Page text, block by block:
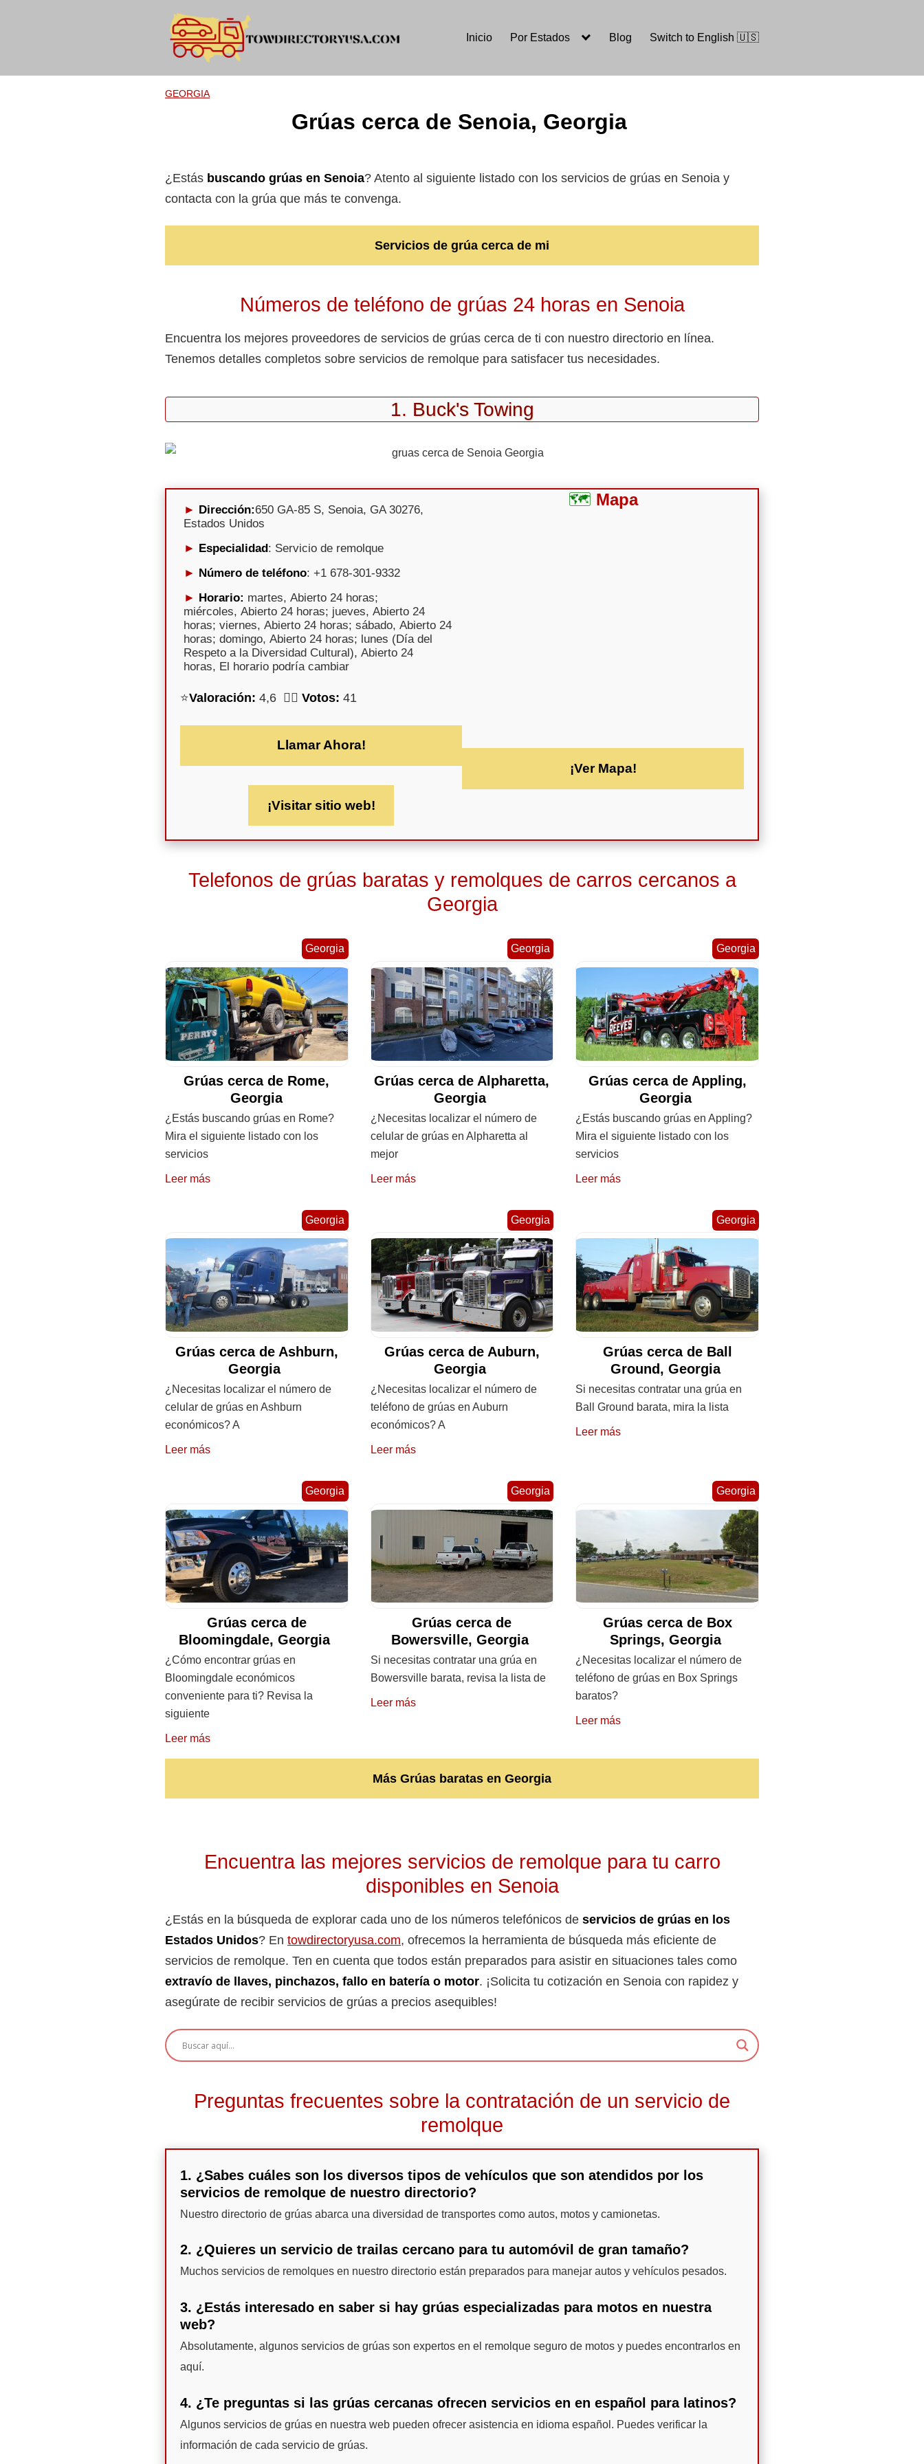
Inicio Por Estados Blog Switch to English 🇺🇸
GEORGIA
Grúas cerca de Senoia, Georgia
¿Estás buscando grúas en Senoia? Atento al siguiente listado con los servicios de grúas en Senoia y
contacta con la grúa que más te convenga.
Servicios de grúa cerca de mi
Números de teléfono de grúas 24 horas en Senoia
Encuentra los mejores proveedores de servicios de grúas cerca de ti con nuestro directorio en línea.
Tenemos detalles completos sobre servicios de remolque para satisfacer tus necesidades.
1. Buck's Towing
Dirección:650 GA-85 S, Senoia, GA 30276,
Estados Unidos
Especialidad: Servicio de remolque
Número de teléfono: +1 678-301-9332
Horario: martes, Abierto 24 horas;
miércoles, Abierto 24 horas; jueves, Abierto 24
horas; viernes, Abierto 24 horas; sábado, Abierto 24
horas; domingo, Abierto 24 horas; lunes (Día del
Respeto a la Diversidad Cultural), Abierto 24
horas, El horario podría cambiar
⭐Valoración: 4,6 🕵️‍♀️ Votos: 41
Llamar Ahora!
¡Visitar sitio web!
Mapa
¡Ver Mapa!
Telefonos de grúas baratas y remolques de carros cercanos a
Georgia
Georgia
Grúas cerca de Rome,
Georgia
¿Estás buscando grúas en Rome?
Mira el siguiente listado con los
servicios
Leer más
Georgia
Grúas cerca de Alpharetta,
Georgia
¿Necesitas localizar el número de
celular de grúas en Alpharetta al
mejor
Leer más
Georgia
Grúas cerca de Appling,
Georgia
¿Estás buscando grúas en Appling?
Mira el siguiente listado con los
servicios
Leer más
Georgia
Grúas cerca de Ashburn,
Georgia
¿Necesitas localizar el número de
celular de grúas en Ashburn
económicos? A
Leer más
Georgia
Grúas cerca de Auburn,
Georgia
¿Necesitas localizar el número de
teléfono de grúas en Auburn
económicos? A
Leer más
Georgia
Grúas cerca de Ball
Ground, Georgia
Si necesitas contratar una grúa en
Ball Ground barata, mira la lista
Leer más
Georgia
Grúas cerca de
Bloomingdale, Georgia
¿Cómo encontrar grúas en
Bloomingdale económicos
conveniente para ti? Revisa la
siguiente
Leer más
Georgia
Grúas cerca de
Bowersville, Georgia
Si necesitas contratar una grúa en
Bowersville barata, revisa la lista de
Leer más
Georgia
Grúas cerca de Box
Springs, Georgia
¿Necesitas localizar el número de
teléfono de grúas en Box Springs
baratos?
Leer más
Más Grúas baratas en Georgia
Encuentra las mejores servicios de remolque para tu carro
disponibles en Senoia
¿Estás en la búsqueda de explorar cada uno de los números telefónicos de servicios de grúas en los
Estados Unidos? En towdirectoryusa.com, ofrecemos la herramienta de búsqueda más eficiente de
servicios de remolque. Ten en cuenta que todos están preparados para asistir en situaciones tales como
extravío de llaves, pinchazos, fallo en batería o motor. ¡Solicita tu cotización en Senoia con rapidez y
asegúrate de recibir servicios de grúas a precios asequibles!
Preguntas frecuentes sobre la contratación de un servicio de
remolque
1. ¿Sabes cuáles son los diversos tipos de vehículos que son atendidos por los
servicios de remolque de nuestro directorio?
Nuestro directorio de grúas abarca una diversidad de transportes como autos, motos y camionetas.
2. ¿Quieres un servicio de trailas cercano para tu automóvil de gran tamaño?
Muchos servicios de remolques en nuestro directorio están preparados para manejar autos y vehículos pesados.
3. ¿Estás interesado en saber si hay grúas especializadas para motos en nuestra
web?
Absolutamente, algunos servicios de grúas son expertos en el remolque seguro de motos y puedes encontrarlos en
aquí.
4. ¿Te preguntas si las grúas cercanas ofrecen servicios en en español para latinos?
Algunos servicios de grúas en nuestra web pueden ofrecer asistencia en idioma español. Puedes verificar la
información de cada servicio de grúas.